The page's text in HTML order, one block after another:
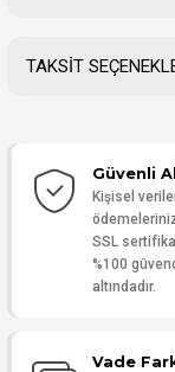
TAKSİT
Güvenli
Kişisel
SSL
%100
altındadır.
Vade